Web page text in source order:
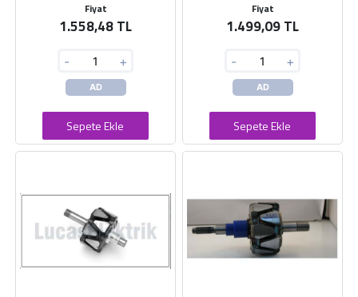
Fiyat
1.558,48 TL
- +
AD
Sepete Ekle
Fiyat
1.499,09 TL
- +
AD
Sepete Ekle